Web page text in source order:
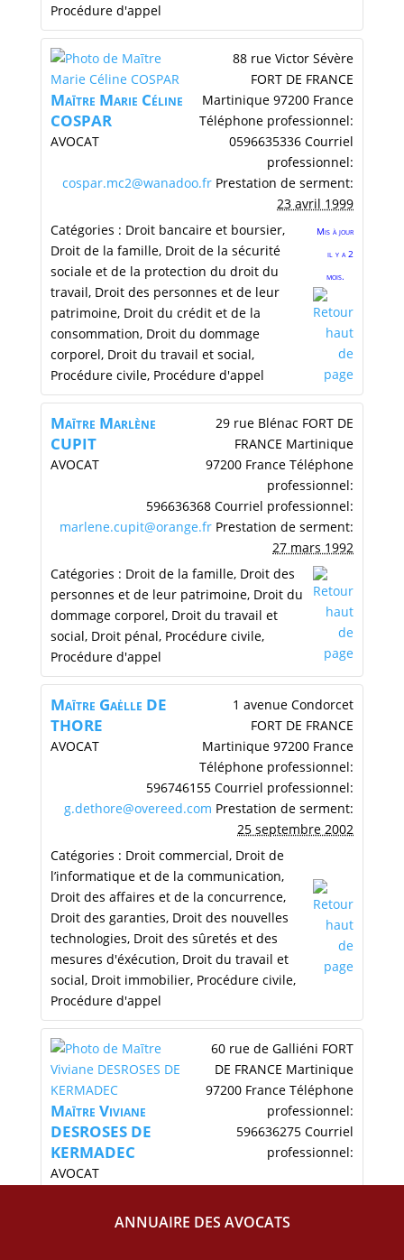
ANNUAIRE DES AVOCATS
Procédure d'appel
Maītre Marie Céline
COSPAR
AVOCAT
88 rue Victor Sévère
FORT DE FRANCE
Martinique 97200 France
Téléphone professionnel:
0596635336 Courriel
professionnel:
cospar.mc2@wanadoo.fr Prestation de serment:
23 avril 1999
Catégories : Droit bancaire et boursier,
Droit de la famille, Droit de la sécurité
sociale et de la protection du droit du
travail, Droit des personnes et de leur
patrimoine, Droit du crédit et de la
consommation, Droit du dommage
corporel, Droit du travail et social,
Procédure civile, Procédure d'appel
Mis à jour
il y a 2
mois.
Maītre Marlène
CUPIT
AVOCAT
29 rue Blénac FORT DE
FRANCE Martinique
97200 France Téléphone
professionnel:
596636368 Courriel professionnel:
marlene.cupit@orange.fr Prestation de serment:
27 mars 1992
Catégories : Droit de la famille, Droit des
personnes et de leur patrimoine, Droit du
dommage corporel, Droit du travail et
social, Droit pénal, Procédure civile,
Procédure d'appel
Maītre Gaėlle DE
THORE
AVOCAT
1 avenue Condorcet
FORT DE FRANCE
Martinique 97200 France
Téléphone professionnel:
596746155 Courriel professionnel:
g.dethore@overeed.com Prestation de serment:
25 septembre 2002
Catégories : Droit commercial, Droit de
l’informatique et de la communication,
Droit des affaires et de la concurrence,
Droit des garanties, Droit des nouvelles
technologies, Droit des sûretés et des
mesures d'éxécution, Droit du travail et
social, Droit immobilier, Procédure civile,
Procédure d'appel
Maītre Viviane
DESROSES DE
KERMADEC
AVOCAT
60 rue de Galliéni FORT
DE FRANCE Martinique
97200 France Téléphone
professionnel:
596636275 Courriel
professionnel:
serment: 20 août 1991